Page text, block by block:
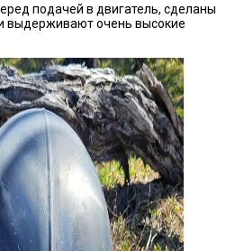
подачей в двигатель, сделаны
выдерживают очень высокие